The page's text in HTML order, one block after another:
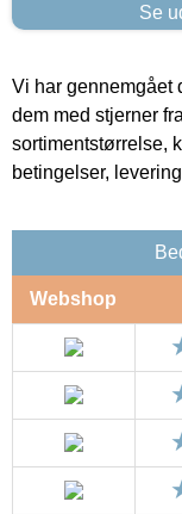
Se
Vi har gennemgået
dem med stjerner
sortimentstørrelse,
betingelser,
Webshop